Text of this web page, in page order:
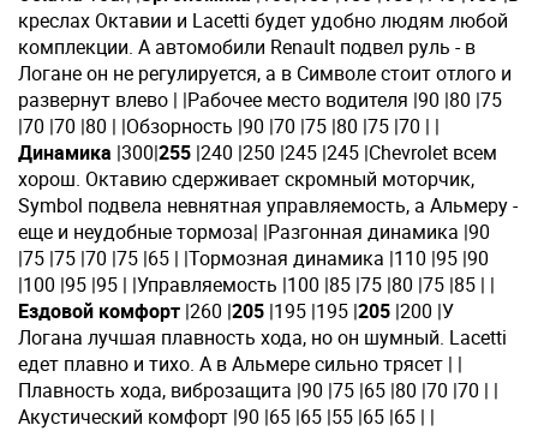
креслах Октавии и Lacetti будет удобно людям любой
комплекции. А автомобили Renault подвел руль - в
Логане он не регулируется, а в Символе стоит отлого и
развернут влево | |Рабочее место водителя |90 |80 |75
|70 |70 |80 | |Обзорность |90 |70 |75 |80 |75 |70 | |
Динамика |300|255 |240 |250 |245 |245 |Chevrolet всем
хорош. Октавию сдерживает скромный моторчик,
Symbol подвела невнятная управляемость, а Альмеру -
еще и неудобные тормоза| |Разгонная динамика |90
|75 |75 |70 |75 |65 | |Тормозная динамика |110 |95 |90
|100 |95 |95 | |Управляемость |100 |85 |75 |80 |75 |85 | |
Ездовой комфорт |260 |205 |195 |195 |205 |200 |У
Логана лучшая плавность хода, но он шумный. Lacetti
едет плавно и тихо. А в Альмере сильно трясет | |
Плавность хода, виброзащита |90 |75 |65 |80 |70 |70 | |
Акустический комфорт |90 |65 |65 |55 |65 |65 | |